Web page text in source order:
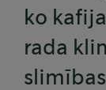
ko
rada